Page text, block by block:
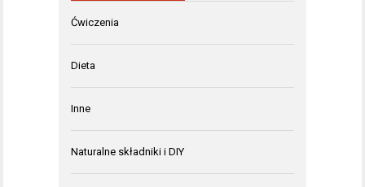
Ćwiczenia
Dieta
Inne
Naturalne składniki i DIY